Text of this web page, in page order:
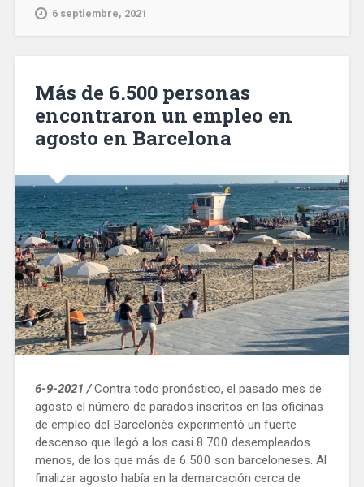
hombre
la
playa
de
6 septiembre, 2021
Más de 6.500 personas
encontraron un empleo en
agosto en Barcelona
6-9-2021 /Contra todo pronóstico, el pasado mes de
agosto el número de parados inscritos en las oficinas
de empleo del Barcelonès experimentó un fuerte
descenso que llegó a los casi 8.700 desempleados
menos, de los que más de 6.500 son barceloneses. Al
finalizar agosto había en la demarcación cerca de